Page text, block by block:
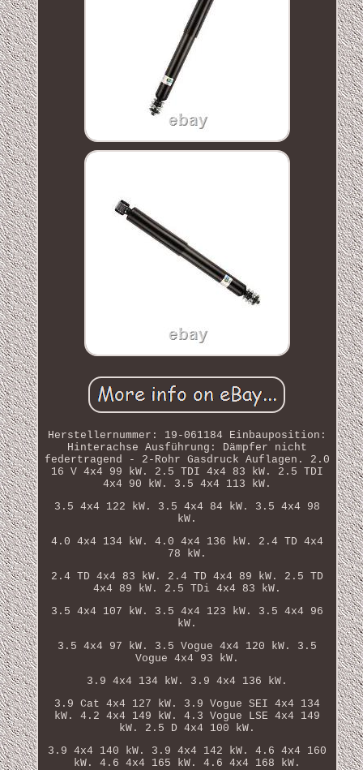
Herstellernummer: 19-061184 Einbauposition:
Hinterachse Ausführung: Dämpfer nicht
federtragend - 2-Rohr Gasdruck Auflagen. 2.0
16 V 4x4 99 kW. 2.5 TDI 4x4 83 kW. 2.5 TDI
4x4 90 kW. 3.5 4x4 113 kW.
3.5 4x4 122 kW. 3.5 4x4 84 kW. 3.5 4x4 98
kW.
4.0 4x4 134 kW. 4.0 4x4 136 kW. 2.4 TD 4x4
78 kW.
2.4 TD 4x4 83 kW. 2.4 TD 4x4 89 kW. 2.5 TD
4x4 89 kW. 2.5 TDi 4x4 83 kW.
3.5 4x4 107 kW. 3.5 4x4 123 kW. 3.5 4x4 96
kW.
3.5 4x4 97 kW. 3.5 Vogue 4x4 120 kW. 3.5
Vogue 4x4 93 kW.
3.9 4x4 134 kW. 3.9 4x4 136 kW.
3.9 Cat 4x4 127 kW. 3.9 Vogue SEI 4x4 134
kW. 4.2 4x4 149 kW. 4.3 Vogue LSE 4x4 149
kW. 2.5 D 4x4 100 kW.
3.9 4x4 140 kW. 3.9 4x4 142 kW. 4.6 4x4 160
kW. 4.6 4x4 165 kW. 4.6 4x4 168 kW.